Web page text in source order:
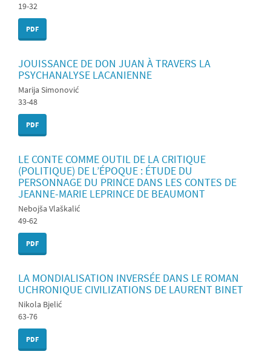
19-32
PDF
JOUISSANCE DE DON JUAN À TRAVERS LA
PSYCHANALYSE LACANIENNE
Marija Simonović
33-48
PDF
LE CONTE COMME OUTIL DE LA CRITIQUE
(POLITIQUE) DE L’ÉPOQUE : ÉTUDE DU
PERSONNAGE DU PRINCE DANS LES CONTES DE
JEANNE-MARIE LEPRINCE DE BEAUMONT
Nebojša Vlaškalić
49-62
PDF
LA MONDIALISATION INVERSÉE DANS LE ROMAN
UCHRONIQUE CIVILIZATIONS DE LAURENT BINET
Nikola Bjelić
63-76
PDF